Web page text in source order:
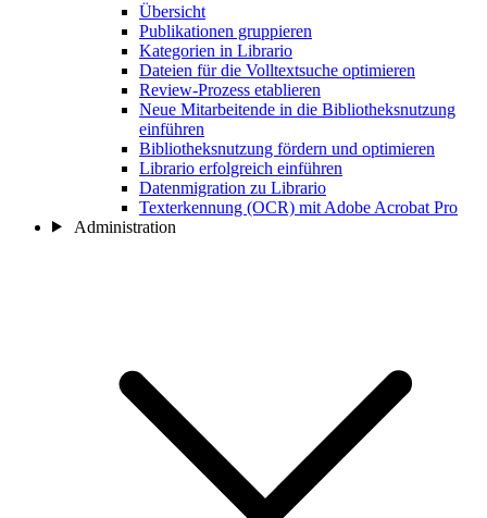
Übersicht
Publikationen gruppieren
Kategorien in Librario
Dateien für die Volltextsuche optimieren
Review-Prozess etablieren
Neue Mitarbeitende in die Bibliotheksnutzung
einführen
Bibliotheksnutzung fördern und optimieren
Librario erfolgreich einführen
Datenmigration zu Librario
Texterkennung (OCR) mit Adobe Acrobat Pro
Administration